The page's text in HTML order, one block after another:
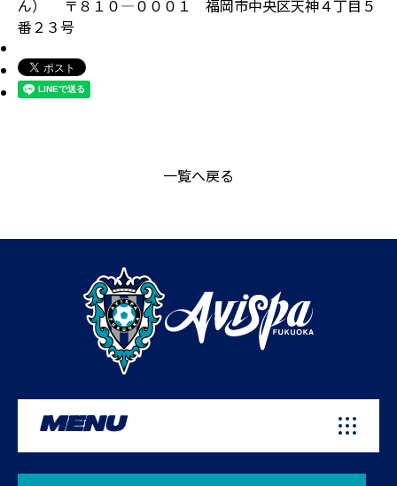
ん） 〒８１０―０００１ 福岡市中央区天神４丁目５
番２３号
一覧へ戻る
MENU